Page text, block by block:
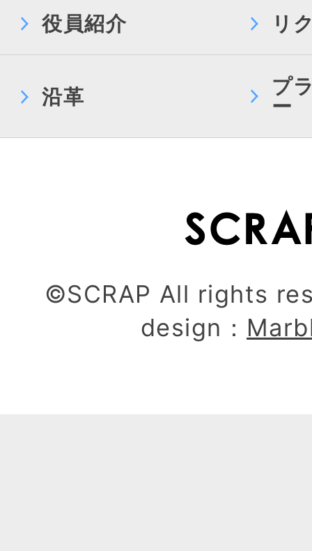
役員紹介 リ
沿革
プ
ー
©SCRAP All rights
design：